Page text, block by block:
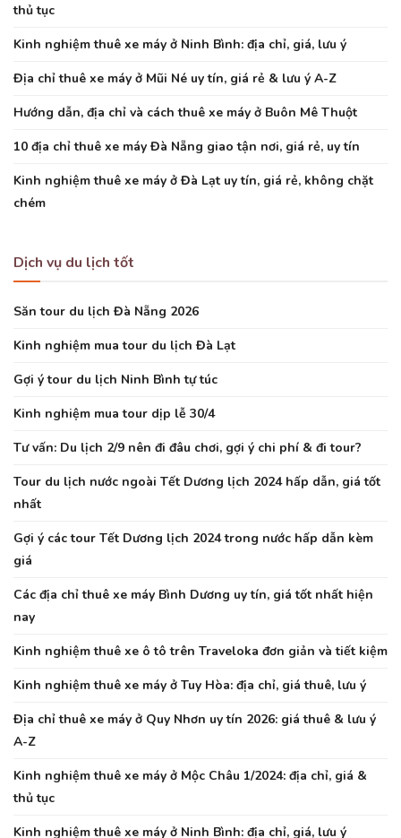
thủ tục
Kinh nghiệm thuê xe máy ở Ninh Bình: địa chỉ, giá, lưu ý
Địa chỉ thuê xe máy ở Mũi Né uy tín, giá rẻ & lưu ý A-Z
Hướng dẫn, địa chỉ và cách thuê xe máy ở Buôn Mê Thuột
10 địa chỉ thuê xe máy Đà Nẵng giao tận nơi, giá rẻ, uy tín
Kinh nghiệm thuê xe máy ở Đà Lạt uy tín, giá rẻ, không chặt
chém
Dịch vụ du lịch tốt
Săn tour du lịch Đà Nẵng 2026
Kinh nghiệm mua tour du lịch Đà Lạt
Gợi ý tour du lịch Ninh Bình tự túc
Kinh nghiệm mua tour dịp lễ 30/4
Tư vấn: Du lịch 2/9 nên đi đâu chơi, gợi ý chi phí & đi tour?
Tour du lịch nước ngoài Tết Dương lịch 2024 hấp dẫn, giá tốt
nhất
Gợi ý các tour Tết Dương lịch 2024 trong nước hấp dẫn kèm
giá
Các địa chỉ thuê xe máy Bình Dương uy tín, giá tốt nhất hiện
nay
Kinh nghiệm thuê xe ô tô trên Traveloka đơn giản và tiết kiệm
Kinh nghiệm thuê xe máy ở Tuy Hòa: địa chỉ, giá thuê, lưu ý
Địa chỉ thuê xe máy ở Quy Nhơn uy tín 2026: giá thuê & lưu ý
A-Z
Kinh nghiệm thuê xe máy ở Mộc Châu 1/2024: địa chỉ, giá &
thủ tục
Kinh nghiệm thuê xe máy ở Ninh Bình: địa chỉ, giá, lưu ý